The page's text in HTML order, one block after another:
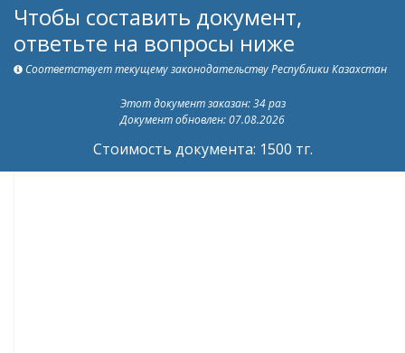
Чтобы составить документ,
ответьте на вопросы ниже
Соответствует текущему законодательству Республики Казахстан
Этот документ заказан: 34 раз
Документ обновлен: 07.08.2026
Стоимость документа: 1500 тг.